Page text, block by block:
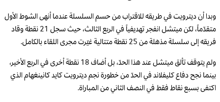
وبدا أن ديترويت في طريقه للاقتراب من حسم السلسلة عندما أنهى الشوط الأول
متقدّماً، لكن ميتشل انفجر تهديفياً في الربع الثالث، حيث سجل 21 نقطة وقاد
فريقه إلى سلسلة مذهلة من 25 نقطة متتالية غيّرت مجرى اللقاء بالكامل.
ولم يتوقف تألق ميتشل عند هذا الحدّ، بل أضاف 18 نقطة أخرى في الربع الأخير،
بينما نجح دفاع كليفلاند في الحدّ من خطورة نجم ديترويت كايد كانينغهام الذي
اكتفى بسبع نقاط فقط في النصف الثاني من المباراة.